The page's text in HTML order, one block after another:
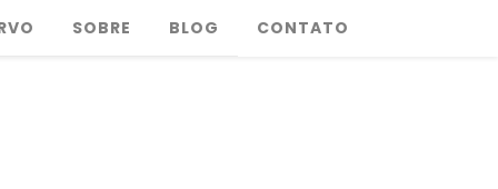
SOBRE BLOG CONTATO